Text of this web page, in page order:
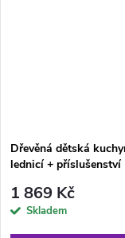
Dřevěná dětská
lednicí + příslušenství
1 869 Kč
Skladem